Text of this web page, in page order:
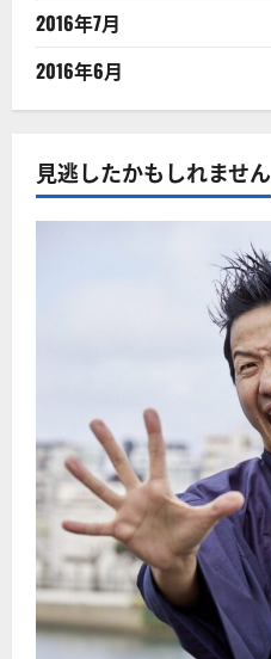
2016年7月
2016年6月
見逃したかもしれません